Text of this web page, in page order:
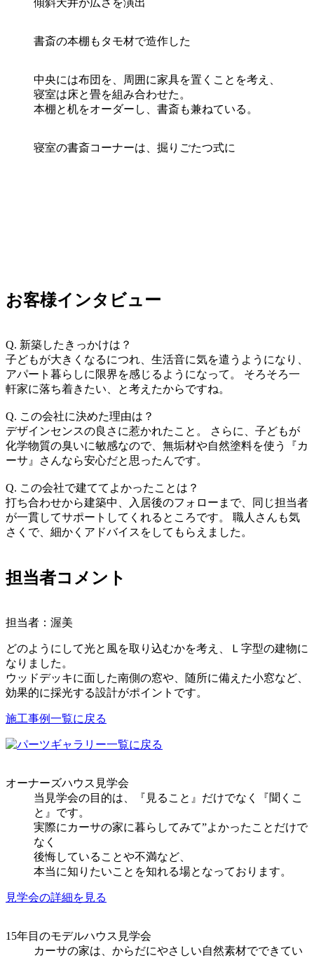
傾斜天井が広さを演出
書斎の本棚もタモ材で造作した
中央には布団を、周囲に家具を置くことを考え、
寝室は床と畳を組み合わせた。
本棚と机をオーダーし、書斎も兼ねている。
寝室の書斎コーナーは、掘りごたつ式に
お客様インタビュー
Q. 新築したきっかけは？
子どもが大きくなるにつれ、生活音に気を遣うようになり、
アパート暮らしに限界を感じるようになって。 そろそろ一
軒家に落ち着きたい、と考えたからですね。
Q. この会社に決めた理由は？
デザインセンスの良さに惹かれたこと。 さらに、子どもが
化学物質の臭いに敏感なので、無垢材や自然塗料を使う『カ
ーサ』さんなら安心だと思ったんです。
Q. この会社で建ててよかったことは？
打ち合わせから建築中、入居後のフォローまで、同じ担当者
が一貫してサポートしてくれるところです。 職人さんも気
さくで、細かくアドバイスをしてもらえました。
担当者コメント
担当者：渥美
どのようにして光と風を取り込むかを考え、Ｌ字型の建物に
なりました。
ウッドデッキに面した南側の窓や、随所に備えた小窓など、
効果的に採光する設計がポイントです。
施工事例一覧に戻る
オーナーズハウス見学会
当見学会の目的は、『見ること』だけでなく『聞くこ
と』です。
実際にカーサの家に暮らしてみて”よかったことだけで
なく
後悔していることや不満など、
本当に知りたいことを知れる場となっております。
見学会の詳細を見る
15年目のモデルハウス見学会
カーサの家は、からだにやさしい自然素材でできてい